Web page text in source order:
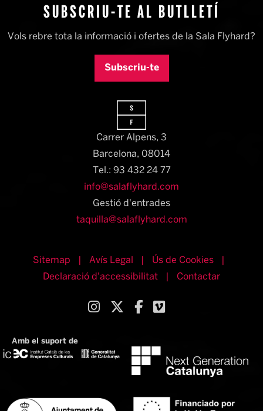
SUBSCRIU-TE AL BUTLLETÍ
Vols rebre tota la informació i ofertes de la Sala Flyhard?
Subscriu-te
Carrer Alpens, 3
Barcelona, 08014​
Tel.: 93 432 24 77
info@salaflyhard.com
Gestió d'entrades
taquilla@salaflyhard.com
Sitemap Avís Legal Ús de Cookies
Declaració d'accessibilitat
Contactar
Link a instagram
Link a twitter
Link a facebook
Amb el suport de